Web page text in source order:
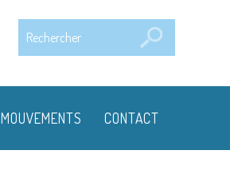
MOUVEMENTS CONTACT